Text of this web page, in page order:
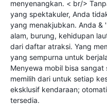
menyenangkan. < br/>
yang spektakuler, Anda
yang menakjubkan. Anda &
alam, burung, kehidupan
dari daftar atraksi. Yang
yang sempurna untuk
Menyewa mobil bisa
memilih dari untuk setiap
eksklusif kendaraan;
tersedia.